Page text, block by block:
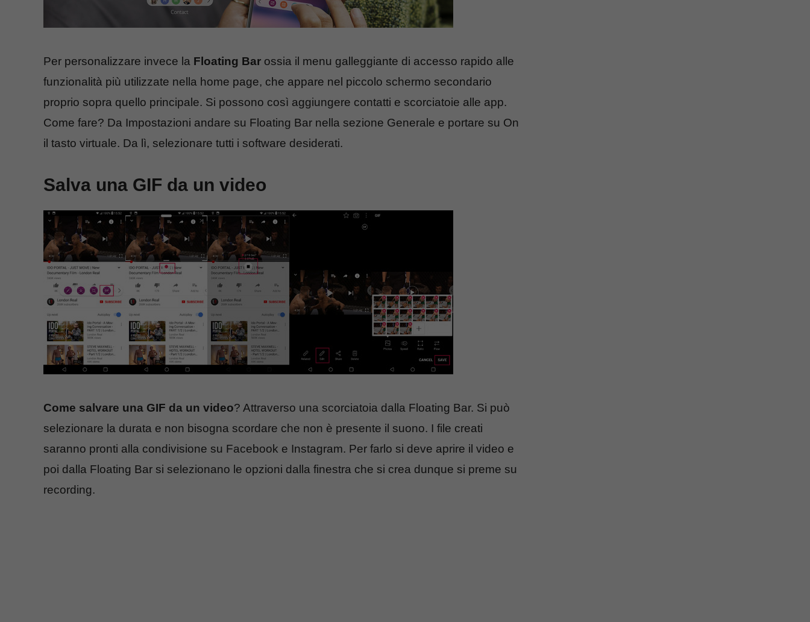
Per personalizzare invece la Floating Bar ossia il menu galleggiante di accesso rapido alle
funzionalità più utilizzate nella home page, che appare nel piccolo schermo secondario
proprio sopra quello principale. Si possono così aggiungere contatti e scorciatoie alle app.
Come fare? Da Impostazioni andare su Floating Bar nella sezione Generale e portare su On
il tasto virtuale. Da lì, selezionare tutti i software desiderati.
Salva una GIF da un video
Come salvare una GIF da un video? Attraverso una scorciatoia dalla Floating Bar. Si può
selezionare la durata e non bisogna scordare che non è presente il suono. I file creati
saranno pronti alla condivisione su Facebook e Instagram. Per farlo si deve aprire il video e
poi dalla Floating Bar si selezionano le opzioni dalla finestra che si crea dunque si preme su
recording.